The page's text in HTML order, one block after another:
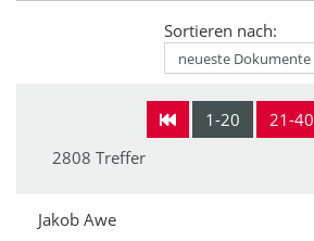
Sortieren nach:
1-20 21-40
2808 Treffer
Jakob Awe